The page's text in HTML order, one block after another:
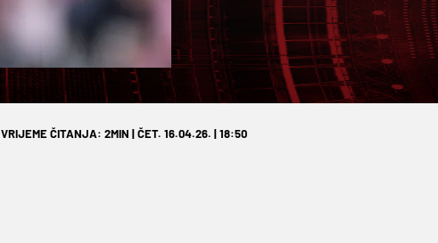
VRIJEME ČITANJA: 2MIN | ČET. 16.04.26. | 18:50